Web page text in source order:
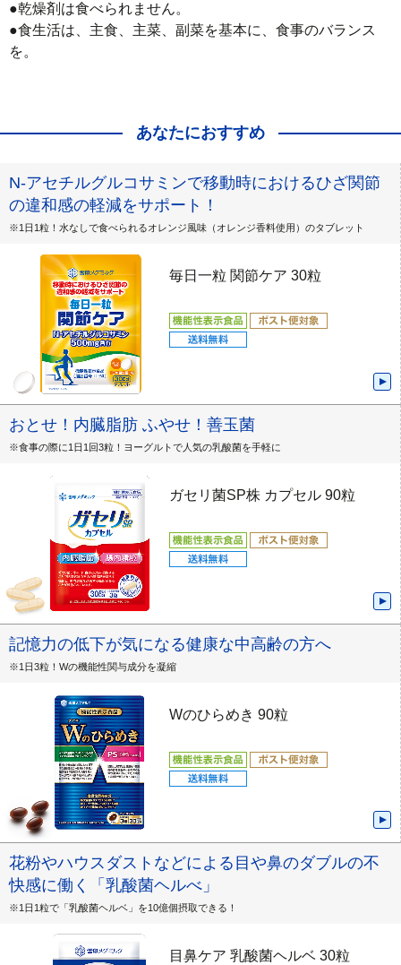
●乾燥剤は食べられません。
●食生活は、主食、主菜、副菜を基本に、食事のバランス
を。
あなたにおすすめ
N-アセチルグルコサミンで移動時におけるひざ関節
の違和感の軽減をサポート！
※1日1粒！水なしで食べられるオレンジ風味（オレンジ香料使用）のタブレット
毎日一粒 関節ケア 30粒
おとせ！内臓脂肪 ふやせ！善玉菌
※食事の際に1日1回3粒！ヨーグルトで人気の乳酸菌を手軽に
ガセリ菌SP株 カプセル 90粒
記憶力の低下が気になる健康な中高齢の方へ
※1日3粒！Wの機能性関与成分を凝縮
Wのひらめき 90粒
花粉やハウスダストなどによる目や鼻のダブルの不
快感に働く「乳酸菌ヘルべ」
※1日1粒で「乳酸菌ヘルベ」を10億個摂取できる！
目鼻ケア 乳酸菌ヘルベ 30粒